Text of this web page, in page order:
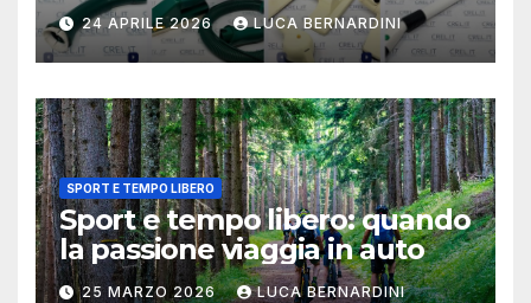
24 APRILE 2026 LUCA BERNARDINI
SPORT E TEMPO LIBERO
Sport e tempo libero: quando
la passione viaggia in auto
25 MARZO 2026 LUCA BERNARDINI